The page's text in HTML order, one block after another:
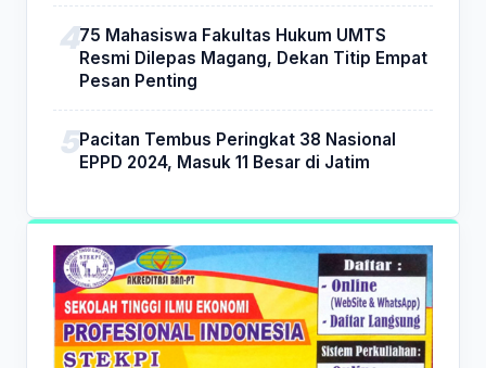
75 Mahasiswa Fakultas Hukum UMTS
Resmi Dilepas Magang, Dekan Titip Empat
Pesan Penting
Pacitan Tembus Peringkat 38 Nasional
EPPD 2024, Masuk 11 Besar di Jatim